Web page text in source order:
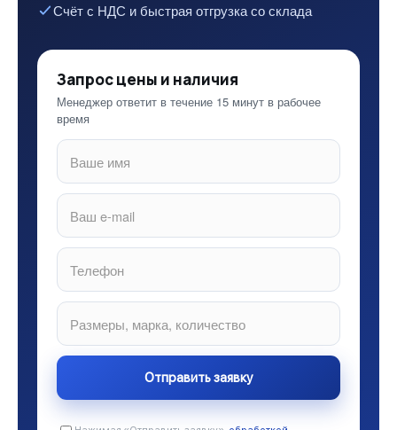
Счёт с НДС и быстрая отгрузка со склада
Запрос цены и наличия
Менеджер ответит в течение 15 минут в рабочее
время